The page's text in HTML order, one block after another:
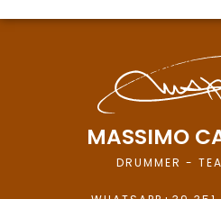
MASSIMO
DRUMMER -